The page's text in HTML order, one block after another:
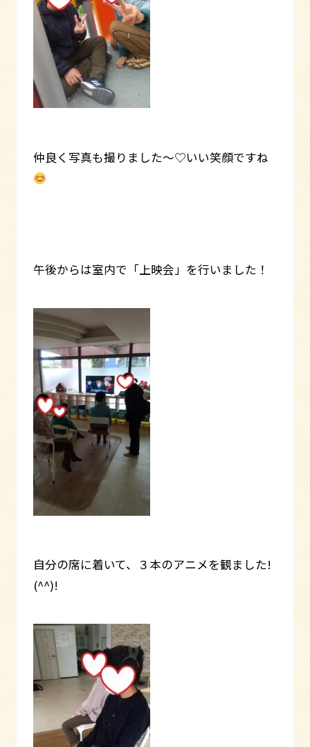
仲良く写真も撮りました～♡いい笑顔ですね
午後からは室内で「上映会」を行いました！
自分の席に着いて、３本のアニメを観ました!
(^^)!